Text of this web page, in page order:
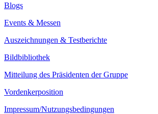
Blogs
Events & Messen
Auszeichnungen & Testberichte
Bildbibliothek
Mitteilung des Präsidenten der Gruppe
Vordenkerposition
Impressum/Nutzungsbedingungen